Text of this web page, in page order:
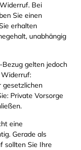
Bei
Sie einen
erhalten
unabhängig
gelten jedoch
gesetzlichen
Private Vorsorge
eine
Gerade als
sollten Sie Ihre